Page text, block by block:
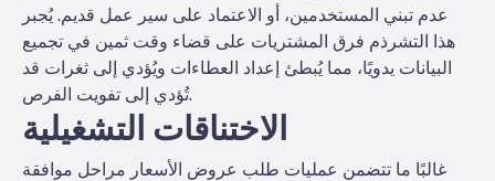
عدم تبني المستخدمين، أو الاعتماد على سير عمل قديم. يُجبر
هذا التشرذم فرق المشتريات على قضاء وقت ثمين في تجميع
البيانات يدويًا، مما يُبطئ إعداد العطاءات ويُؤدي إلى ثغرات قد
تُؤدي إلى تفويت الفرص.
الاختناقات التشغيلية
غالبًا ما تتضمن عمليات طلب عروض الأسعار مراحل موافقة